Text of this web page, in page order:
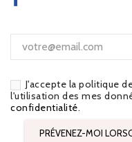
J'accepte la politique
l'utilisation des mes
confidentialité.
PRÉVENEZ-MOI